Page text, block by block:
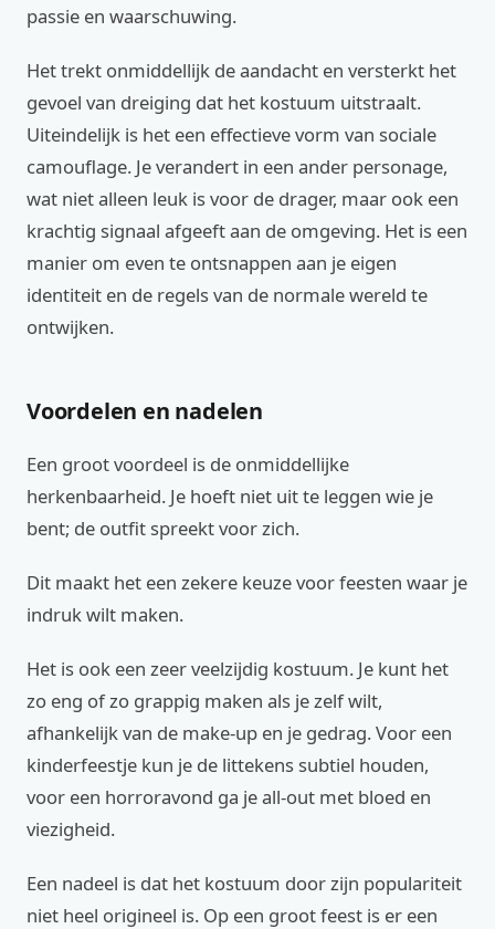
passie en waarschuwing.
Het trekt onmiddellijk de aandacht en versterkt het
gevoel van dreiging dat het kostuum uitstraalt.
Uiteindelijk is het een effectieve vorm van sociale
camouflage. Je verandert in een ander personage,
wat niet alleen leuk is voor de drager, maar ook een
krachtig signaal afgeeft aan de omgeving. Het is een
manier om even te ontsnappen aan je eigen
identiteit en de regels van de normale wereld te
ontwijken.
Voordelen en nadelen
Een groot voordeel is de onmiddellijke
herkenbaarheid. Je hoeft niet uit te leggen wie je
bent; de outfit spreekt voor zich.
Dit maakt het een zekere keuze voor feesten waar je
indruk wilt maken.
Het is ook een zeer veelzijdig kostuum. Je kunt het
zo eng of zo grappig maken als je zelf wilt,
afhankelijk van de make-up en je gedrag. Voor een
kinderfeestje kun je de littekens subtiel houden,
voor een horroravond ga je all-out met bloed en
viezigheid.
Een nadeel is dat het kostuum door zijn populariteit
niet heel origineel is. Op een groot feest is er een